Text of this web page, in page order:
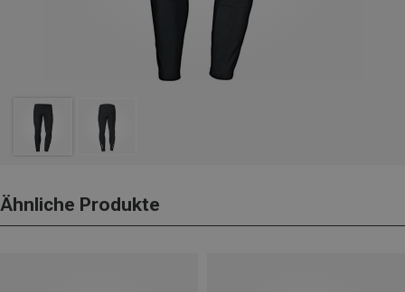
Ähnliche Produkte